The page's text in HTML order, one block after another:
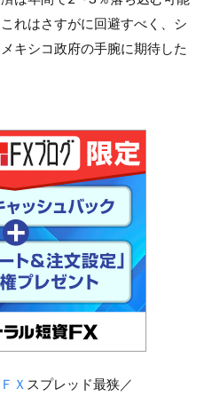
れはさすがに回避すべく、シ
キシコ政府の手腕に期待した
Ｘ スプレッド最狭／